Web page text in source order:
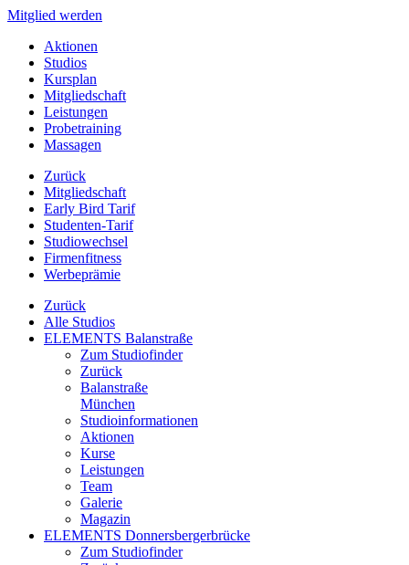
Mitglied werden
Aktionen
Studios
Kursplan
Mitgliedschaft
Leistungen
Probetraining
Massagen
Zurück
Mitgliedschaft
Early Bird Tarif
Studenten-Tarif
Studiowechsel
Firmenfitness
Werbeprämie
Zurück
Alle Studios
ELEMENTS Balanstraße
Zum Studiofinder
Zurück
Balan­straße
München
Studioinformationen
Aktionen
Kurse
Leistungen
Team
Galerie
Magazin
ELEMENTS Donnersbergerbrücke
Zum Studiofinder